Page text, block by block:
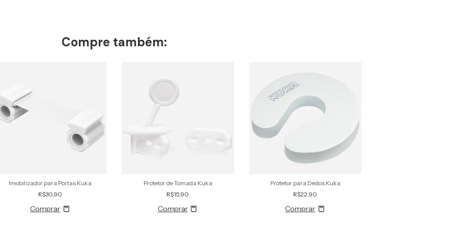
Compre também:
Imobilizador para Portas Kuka
R$30,90
Protetor de Tomada Kuka
R$15,90
Protetor para Dedos Kuka
R$22,90